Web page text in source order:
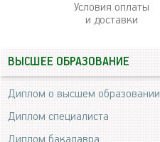
Условия оплаты
и доставки
ВЫСШЕЕ ОБРАЗОВАНИЕ
Диплом о высшем образовании
Диплом специалиста